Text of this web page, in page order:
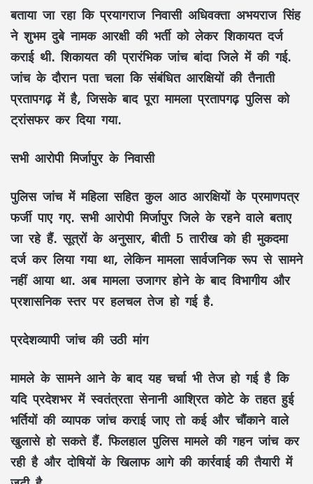
बताया जा रहा कि प्रयागराज निवासी अधिवक्ता अभयराज सिंह
ने शुभम दुबे नामक आरक्षी की भर्ती को लेकर शिकायत दर्ज
कराई थी. शिकायत की प्रारंभिक जांच बांदा जिले में की गई.
जांच के दौरान पता चला कि संबंधित आरक्षियों की तैनाती
प्रतापगढ़ में है, जिसके बाद पूरा मामला प्रतापगढ़ पुलिस को
ट्रांसफर कर दिया गया.
सभी आरोपी मिर्जापुर के निवासी
पुलिस जांच में महिला सहित कुल आठ आरक्षियों के प्रमाणपत्र
फर्जी पाए गए. सभी आरोपी मिर्जापुर जिले के रहने वाले बताए
जा रहे हैं. सूत्रों के अनुसार, बीती 5 तारीख को ही मुकदमा
दर्ज कर लिया गया था, लेकिन मामला सार्वजनिक रूप से सामने
नहीं आया था. अब मामला उजागर होने के बाद विभागीय और
प्रशासनिक स्तर पर हलचल तेज हो गई है.
प्रदेशव्यापी जांच की उठी मांग
मामले के सामने आने के बाद यह चर्चा भी तेज हो गई है कि
यदि प्रदेशभर में स्वतंत्रता सेनानी आश्रित कोटे के तहत हुई
भर्तियों की व्यापक जांच कराई जाए तो कई और चौंकाने वाले
खुलासे हो सकते हैं. फिलहाल पुलिस मामले की गहन जांच कर
रही है और दोषियों के खिलाफ आगे की कार्रवाई की तैयारी में